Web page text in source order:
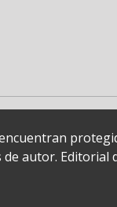
autor. Editorial